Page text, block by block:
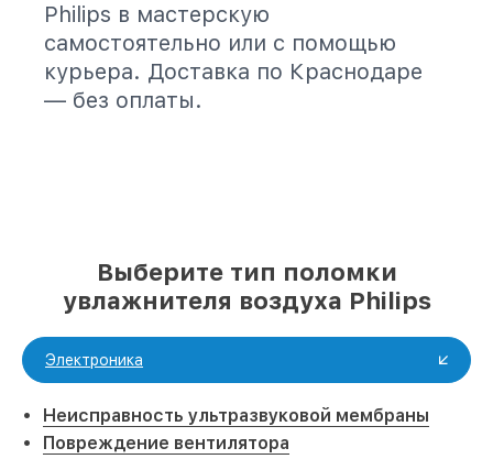
Philips в мастерскую
самостоятельно или с помощью
курьера. Доставка по Краснодаре
— без оплаты.
Выберите тип поломки
увлажнителя воздуха Philips
Электроника
Неисправность ультразвуковой мембраны
Повреждение вентилятора